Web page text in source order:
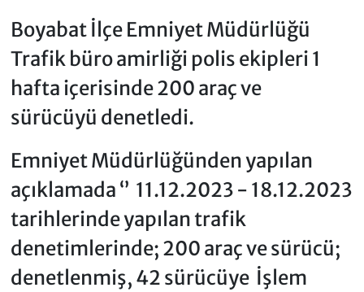
Boyabat İlçe Emniyet Müdürlüğü
Trafik büro amirliği polis ekipleri 1
hafta içerisinde 200 araç ve
sürücüyü denetledi.
Emniyet Müdürlüğünden yapılan
açıklamada ‘’ 11.12.2023 - 18.12.2023
tarihlerinde yapılan trafik
denetimlerinde; 200 araç ve sürücü;
denetlenmiş, 42 sürücüye İşlem